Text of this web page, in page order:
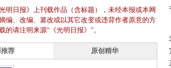
明日报》上刊载作品（含标题），未经本报或本网
编、改编、篡改或以其它改变或违背作者原意的方
的请注明来源“《光明日报》”。